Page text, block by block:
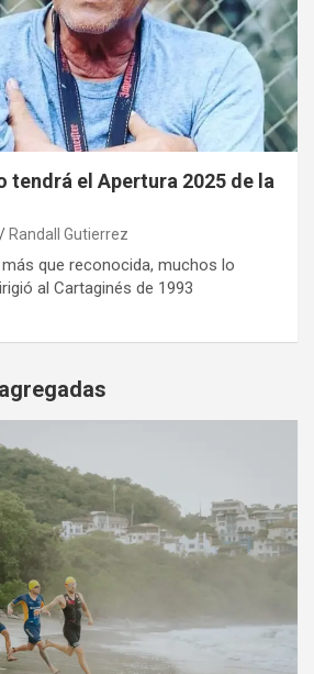
tendrá el Apertura 2025 de la
Randall Gutierrez
que reconocida, muchos lo
al Cartaginés de 1993